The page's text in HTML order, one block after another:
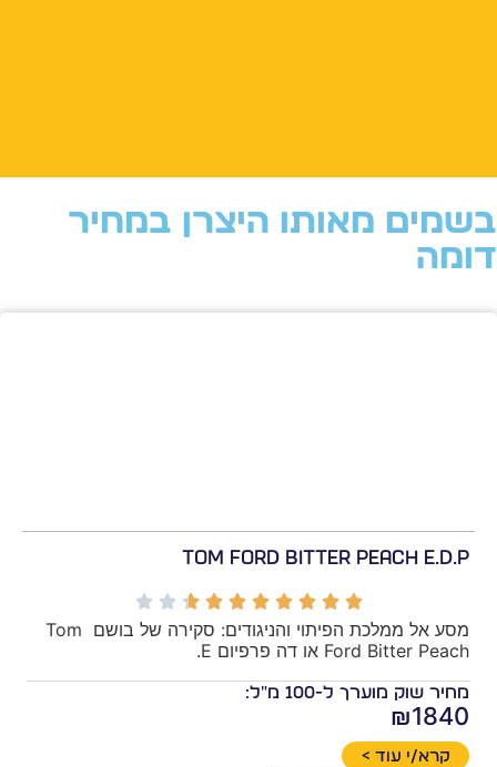
מאותו היצרן במחיר
Tom Ford Bitter Peach E.D.P
מסע אל ממלכת הפיתוי והניגודים: סקירה של בושם Tom
Ford Bitter Peach או דה פרפיום E.
מחיר שוק מוערך ל-100 מ"ל:
₪1840
קרא/י עוד >